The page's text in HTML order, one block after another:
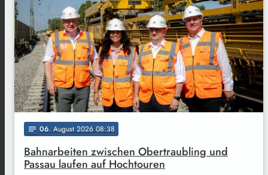
notes 06. August 2026 08:38
Bahnarbeiten zwischen Obertraubling und
Passau laufen auf Hochtouren